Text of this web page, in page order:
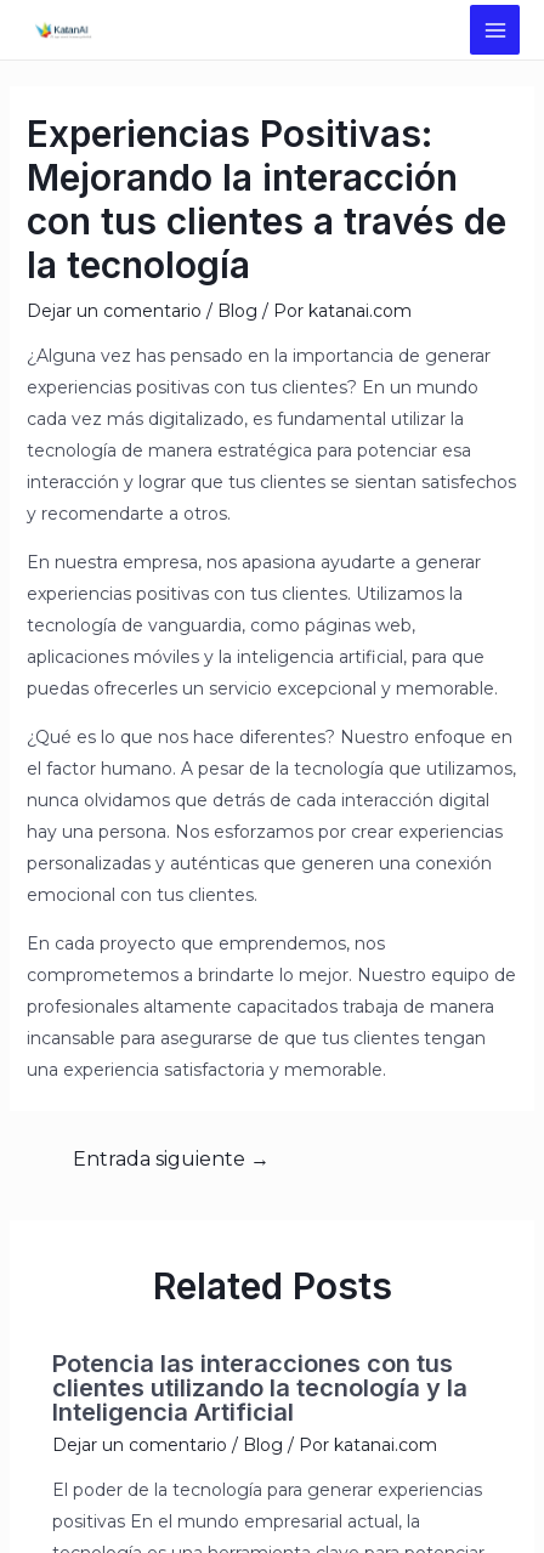
Experiencias Positivas:
Mejorando la interacción
con tus clientes a través de
la tecnología
Dejar un comentario / Blog / Por katanai.com
¿Alguna vez has pensado en la importancia de generar
experiencias positivas con tus clientes? En un mundo
cada vez más digitalizado, es fundamental utilizar la
tecnología de manera estratégica para potenciar esa
interacción y lograr que tus clientes se sientan satisfechos
y recomendarte a otros.
En nuestra empresa, nos apasiona ayudarte a generar
experiencias positivas con tus clientes. Utilizamos la
tecnología de vanguardia, como páginas web,
aplicaciones móviles y la inteligencia artificial, para que
puedas ofrecerles un servicio excepcional y memorable.
¿Qué es lo que nos hace diferentes? Nuestro enfoque en
el factor humano. A pesar de la tecnología que utilizamos,
nunca olvidamos que detrás de cada interacción digital
hay una persona. Nos esforzamos por crear experiencias
personalizadas y auténticas que generen una conexión
emocional con tus clientes.
En cada proyecto que emprendemos, nos
comprometemos a brindarte lo mejor. Nuestro equipo de
profesionales altamente capacitados trabaja de manera
incansable para asegurarse de que tus clientes tengan
una experiencia satisfactoria y memorable.
entradas
Entrada siguiente →
Related Posts
Potencia las interacciones con tus
clientes utilizando la tecnología y la
Inteligencia Artificial
Dejar un comentario / Blog / Por katanai.com
El poder de la tecnología para generar experiencias
positivas En el mundo empresarial actual, la